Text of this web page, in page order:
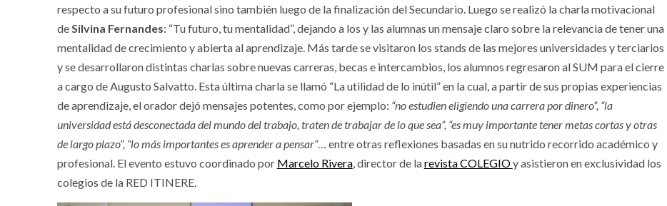
respecto a su futuro profesional sino también luego de la finalización del Secundario. Luego se realizó la charla motivacional
deSilvina Fernandes: “Tu futuro, tu mentalidad”, dejando a los y las alumnas un mensaje claro sobre la relevancia de tener una
mentalidad de crecimiento y abierta al aprendizaje. Más tarde se visitaron los stands de las mejores universidades y terciarios
y se desarrollaron distintas charlas sobre nuevas carreras, becas e intercambios, los alumnos regresaron al SUM para el cierre
a cargo de Augusto Salvatto. Esta última charla se llamó “La utilidad de lo inútil” en la cual, a partir de sus propias experiencias
de aprendizaje, el orador dejó mensajes potentes, como por ejemplo: “no estudien eligiendo una carrera por dinero”, “la
universidad está desconectada del mundo del trabajo, traten de trabajar de lo que sea”, “es muy importante tener metas cortas y otras
de largo plazo”, “lo más importantes es aprender a pensar”… entre otras reflexiones basadas en su nutrido recorrido académico y
profesional. El evento estuvo coordinado por Marcelo Rivera, director de larevista COLEGIOy asistieron en exclusividad los
colegios de la RED ITINERE.